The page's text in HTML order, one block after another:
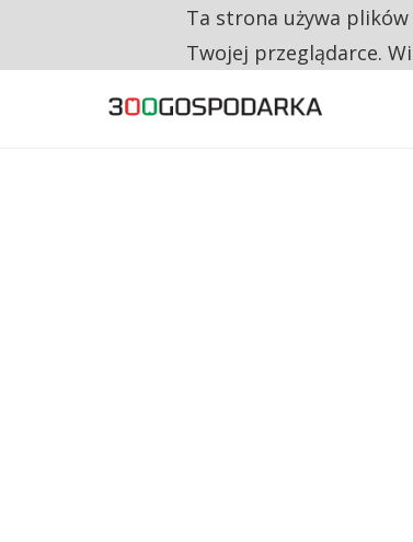
RESTRYKCJE CHIN UDERZAJĄ
Ta strona używa
Twojej przeglądarce.